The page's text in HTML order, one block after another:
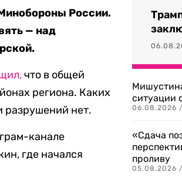
России.
— над
что в общей
региона. Каких
разрушений нет.
канале
где начался
ситуации
06.08.2026
«Сдача
проливу
05.08.2026